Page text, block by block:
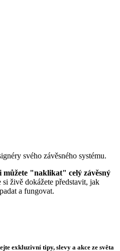
svého závěsného systému.
"naklikat" celý závěsný
živě dokážete představit, jak
a fungovat.
exkluzivní tipy, slevy a akce ze světa